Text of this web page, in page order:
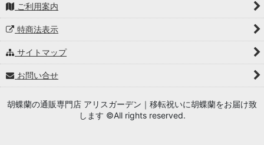
ご利用案内
特商法表示
サイトマップ
お問い合せ
胡蝶蘭の通販専門店 アリスガーデン｜移転祝いに胡蝶蘭をお届け致
します ©All rights reserved.